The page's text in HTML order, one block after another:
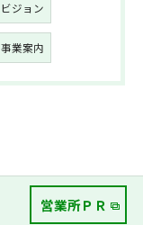
ビジョン
事業案内
営業所ＰＲ